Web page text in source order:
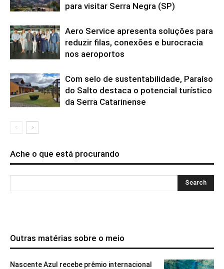
para visitar Serra Negra (SP)
Aero Service apresenta soluções para
reduzir filas, conexões e burocracia
nos aeroportos
Com selo de sustentabilidade, Paraíso
do Salto destaca o potencial turístico
da Serra Catarinense
Ache o que está procurando
Outras matérias sobre o meio
Nascente Azul recebe prêmio internacional